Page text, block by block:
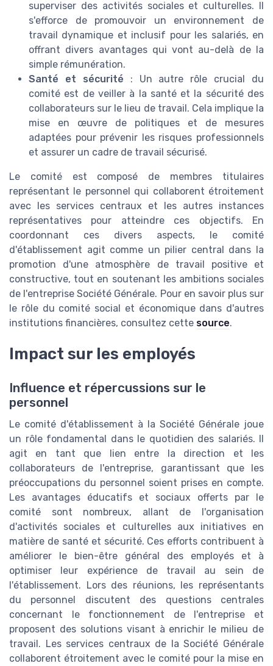
superviser des activités sociales et culturelles. Il
s'efforce de promouvoir un environnement de
travail dynamique et inclusif pour les salariés, en
offrant divers avantages qui vont au-delà de la
simple rémunération.
Santé et sécurité : Un autre rôle crucial du
comité est de veiller à la santé et la sécurité des
collaborateurs sur le lieu de travail. Cela implique la
mise en œuvre de politiques et de mesures
adaptées pour prévenir les risques professionnels
et assurer un cadre de travail sécurisé.
Le comité est composé de membres titulaires
représentant le personnel qui collaborent étroitement
avec les services centraux et les autres instances
représentatives pour atteindre ces objectifs. En
coordonnant ces divers aspects, le comité
d'établissement agit comme un pilier central dans la
promotion d'une atmosphère de travail positive et
constructive, tout en soutenant les ambitions sociales
de l'entreprise Société Générale. Pour en savoir plus sur
le rôle du comité social et économique dans d'autres
institutions financières, consultez cette source.
Impact sur les employés
Influence et répercussions sur le
personnel
Le comité d'établissement à la Société Générale joue
un rôle fondamental dans le quotidien des salariés. Il
agit en tant que lien entre la direction et les
collaborateurs de l'entreprise, garantissant que les
préoccupations du personnel soient prises en compte.
Les avantages éducatifs et sociaux offerts par le
comité sont nombreux, allant de l'organisation
d'activités sociales et culturelles aux initiatives en
matière de santé et sécurité. Ces efforts contribuent à
améliorer le bien-être général des employés et à
optimiser leur expérience de travail au sein de
l'établissement. Lors des réunions, les représentants
du personnel discutent des questions centrales
concernant le fonctionnement de l'entreprise et
proposent des solutions visant à enrichir le milieu de
travail. Les services centraux de la Société Générale
collaborent étroitement avec le comité pour la mise en